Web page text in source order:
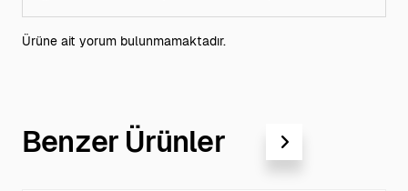
Ürüne ait yorum bulunmamaktadır.
Benzer Ürünler